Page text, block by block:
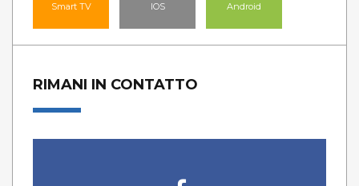
Smart TV IOS Android
RIMANI IN CONTATTO